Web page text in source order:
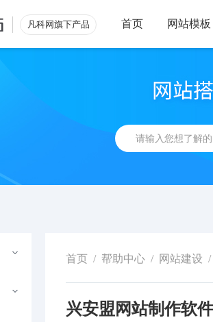
凡科网旗下产品 首页 网站模板
首页 / 帮助中心 / 网站建设 /
兴安盟网站制作软